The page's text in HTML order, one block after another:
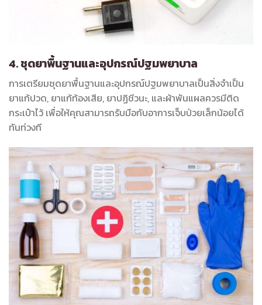
4. ชุดยาพื้นฐานและอุปกรณ์ปฐมพยาบาล
การเตรียมชุดยาพื้นฐานและอุปกรณ์ปฐมพยาบาลเป็นสิ่งจำเป็น
ยาแก้ปวด, ยาแก้ท้องเสีย, ยาปฏิชีวนะ, และผ้าพันแผลควรมีติด
กระเป๋าไว้ เพื่อให้คุณสามารถรับมือกับอาการเจ็บป่วยเล็กน้อยได้
ทันท่วงที